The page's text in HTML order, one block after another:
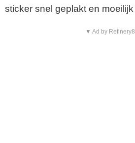
sticker snel geplakt en
▼ Ad by